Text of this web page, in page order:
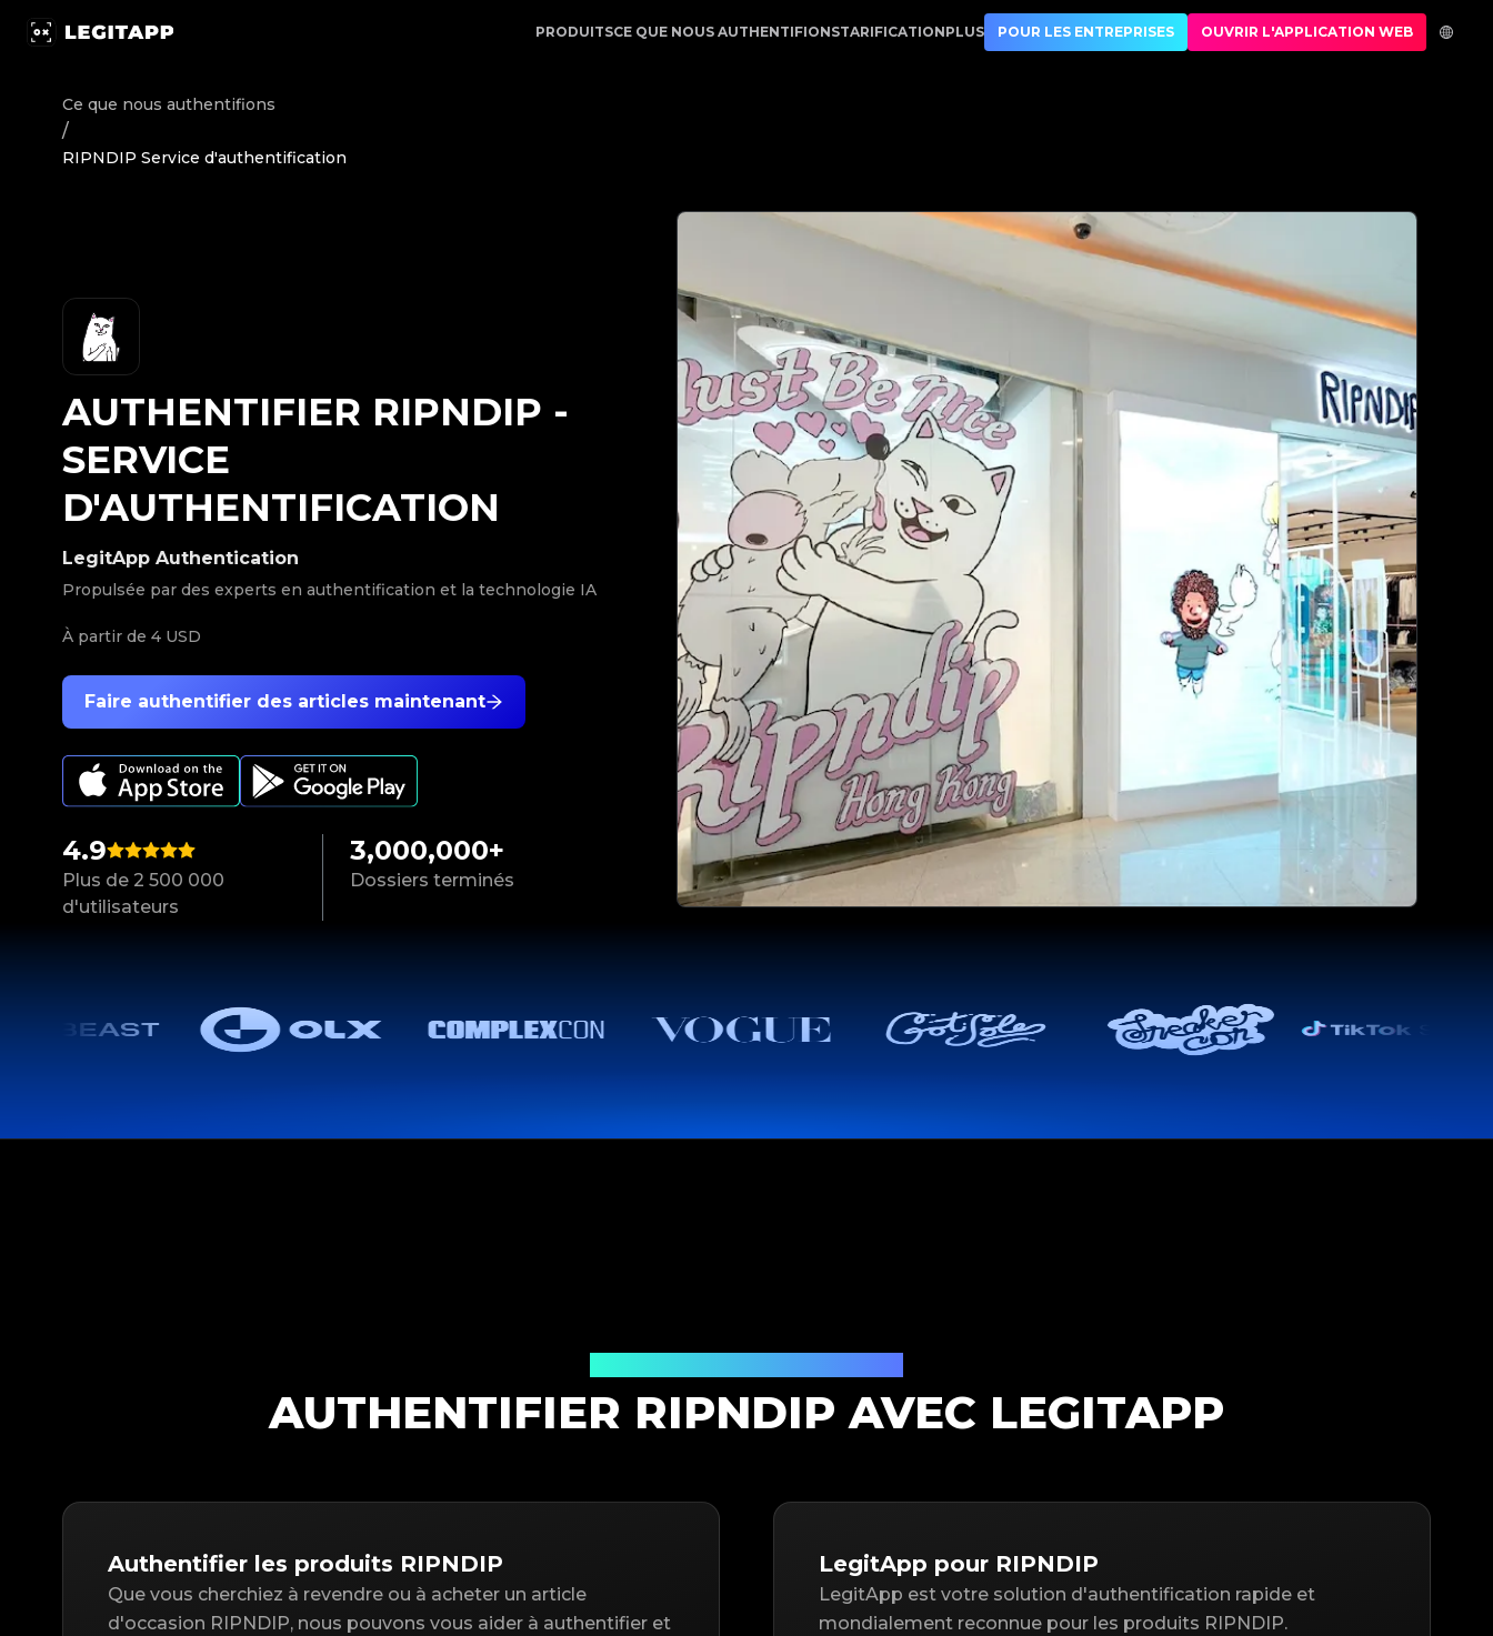
Authentifier RIPNDIP - Service d'authentification | LegitApp | Votre partenaire de confiance pour l'authentification de luxe | No.1 Best Authentication
PRODUITSCE QUE NOUS AUTHENTIFIONSTARIFICATIONPLUS POUR LES ENTREPRISES OUVRIR L'APPLICATION WEB
Ce que nous authentifions
/
RIPNDIP Service d'authentification
4.9
Plus de 2 500 000
d'utilisateurs
3,000,000+
Dossiers terminés
Faire authentifier des articles maintenant
LegitApp Authentication
Propulsée par des experts en authentification et la technologie IA
À partir de 4 USD
AUTHENTIFIER RIPNDIP -
SERVICE
D'AUTHENTIFICATION
AUTHENTIFIER RIPNDIP AVEC LEGITAPP
Authentifier les produits RIPNDIP
Que vous cherchiez à revendre ou à acheter un article
d'occasion RIPNDIP, nous pouvons vous aider à authentifier et
LegitApp pour RIPNDIP
LegitApp est votre solution d'authentification rapide et
mondialement reconnue pour les produits RIPNDIP.